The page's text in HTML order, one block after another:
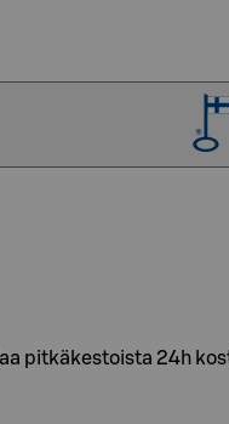
pitkäkestoista 24h